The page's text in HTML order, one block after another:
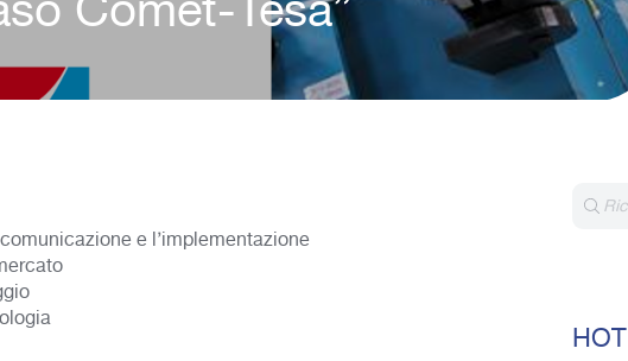
e l’implementazione
HOT